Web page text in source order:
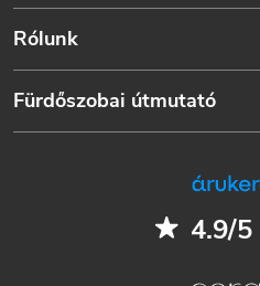
Rólunk
Fürdőszobai útmutató
4.9/5